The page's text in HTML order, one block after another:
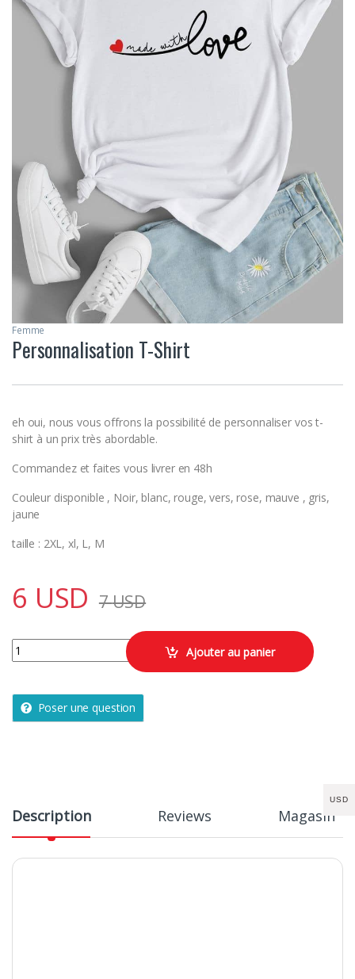
Femme
Personnalisation T-Shirt
eh oui, nous vous offrons la possibilité de personnaliser vos t-
shirt à un prix très abordable.
Commandez et faites vous livrer en 48h
Couleur disponible , Noir, blanc, rouge, vers, rose, mauve , gris,
jaune
taille : 2XL, xl, L, M
6 USD 7USD
Personnalisation T-Shirt quantity Ajouter au panier
Poser une question
Description Reviews Magasin
USD